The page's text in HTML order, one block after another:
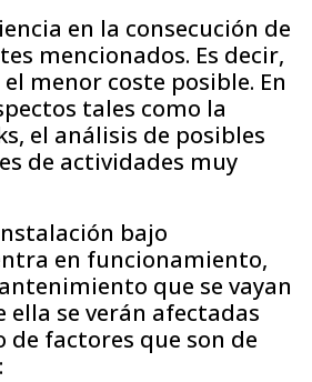
en la consecución de
mencionados. Es decir,
menor coste posible. En
tales como la
el análisis de posibles
de actividades muy
bajo
en funcionamiento,
que se vayan
ella se verán afectadas
factores que son de